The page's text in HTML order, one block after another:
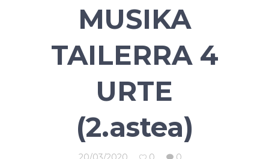
MUSIKA
TAILERRA 4
URTE
(2.astea)